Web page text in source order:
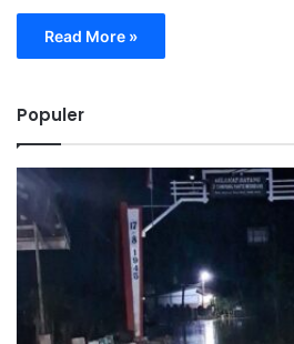
Read More »
Populer